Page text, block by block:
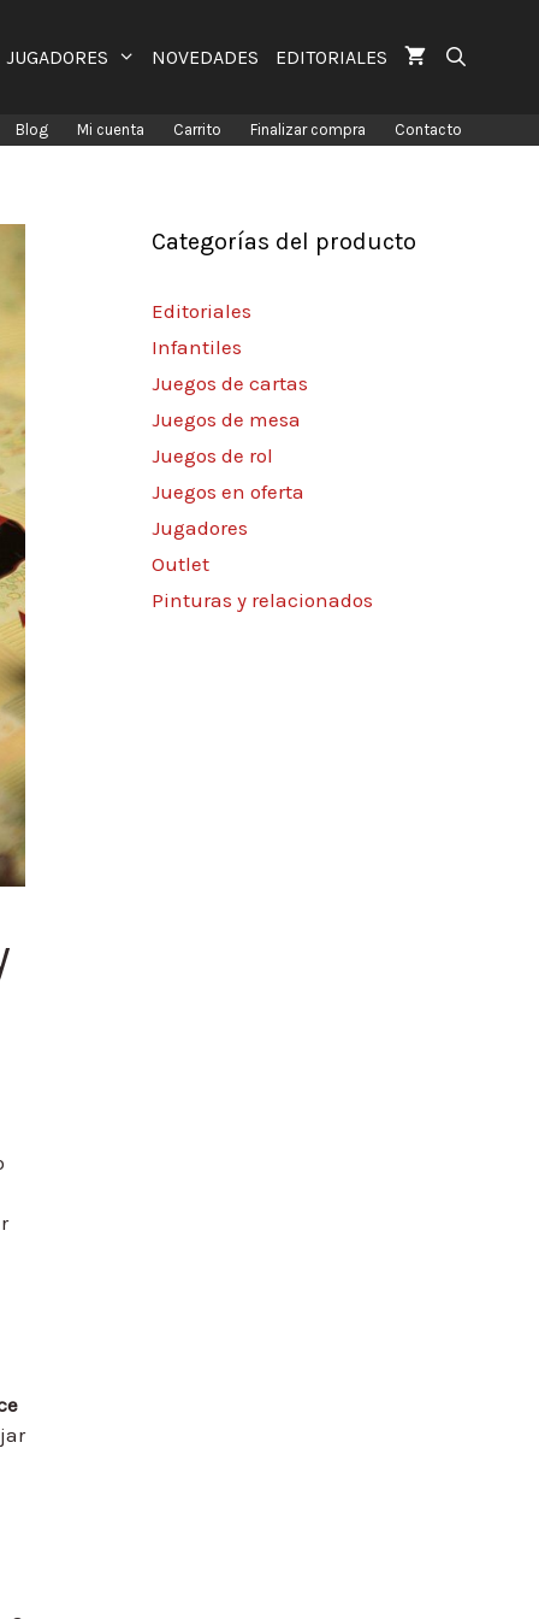
JUGADORES NOVEDADES EDITORIALES
Blog Mi cuenta Carrito Finalizar compra Contacto
Categorías del producto
Editoriales
Infantiles
Juegos de cartas
Juegos de mesa
Juegos de rol
Juegos en oferta
Jugadores
Outlet
Pinturas y relacionados